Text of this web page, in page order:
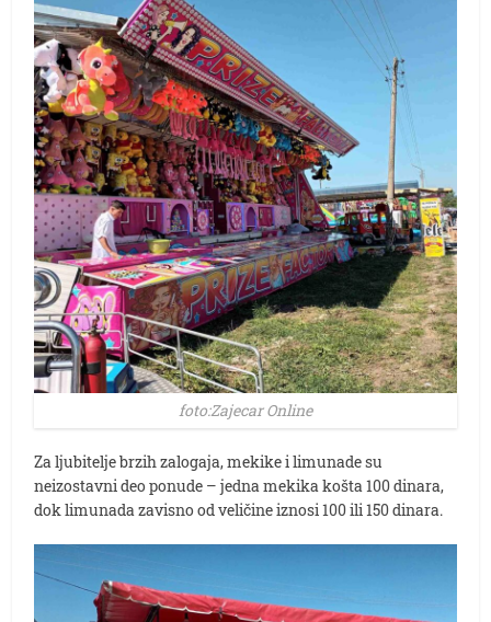
foto:Zajecar Online
Za ljubitelje brzih zalogaja, mekike i limunade su
neizostavni deo ponude – jedna mekika košta 100 dinara,
dok limunada zavisno od veličine iznosi 100 ili 150 dinara.